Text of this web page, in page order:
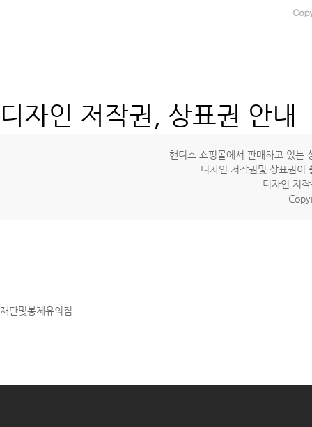
디자인 저작권, 상표권 안내
핸디스 쇼핑몰에서 판매하고 있는
디자인 저작권및 상표권이
디자인 저
재단및봉제유의점